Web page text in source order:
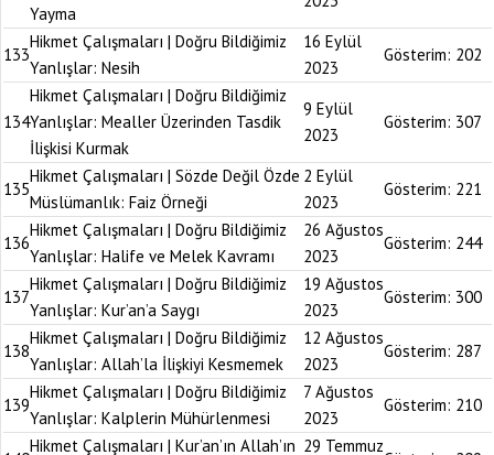
Yayma
133
Hikmet Çalışmaları | Doğru Bildiğimiz
Yanlışlar: Nesih
16 Eylül
2023
Gösterim: 202
134
Hikmet Çalışmaları | Doğru Bildiğimiz
Yanlışlar: Mealler Üzerinden Tasdik
İlişkisi Kurmak
9 Eylül
2023
Gösterim: 307
135
Hikmet Çalışmaları | Sözde Değil Özde
Müslümanlık: Faiz Örneği
2 Eylül
2023
Gösterim: 221
136
Hikmet Çalışmaları | Doğru Bildiğimiz
Yanlışlar: Halife ve Melek Kavramı
26 Ağustos
2023
Gösterim: 244
137
Hikmet Çalışmaları | Doğru Bildiğimiz
Yanlışlar: Kur’an’a Saygı
19 Ağustos
2023
Gösterim: 300
138
Hikmet Çalışmaları | Doğru Bildiğimiz
Yanlışlar: Allah’la İlişkiyi Kesmemek
12 Ağustos
2023
Gösterim: 287
139
Hikmet Çalışmaları | Doğru Bildiğimiz
Yanlışlar: Kalplerin Mühürlenmesi
7 Ağustos
2023
Gösterim: 210
Hikmet Çalışmaları | Kur’an’ın Allah’ın 29 Temmuz